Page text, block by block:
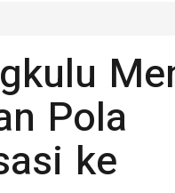
Pola
ke